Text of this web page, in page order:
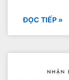
ĐỌC TIẾP »